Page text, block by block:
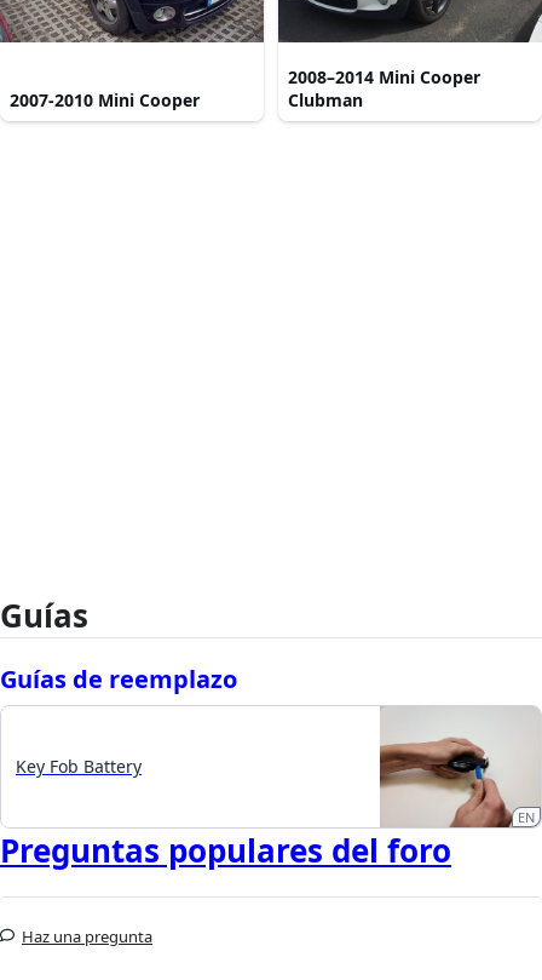
2007-2010 Mini Cooper
2008–2014 Mini Cooper
Clubman
Guías
Guías de reemplazo
Key Fob Battery
EN
Preguntas populares del foro
Haz una pregunta